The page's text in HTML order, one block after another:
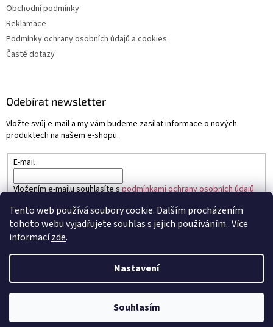
Tento web používá soubory cookie. Dalším procházením
tohoto webu vyjadřujete souhlas s jejich používáním.. Více
informacízde.
Nastavení
Souhlasím
Obchodní podmínky
Reklamace
Podmínky ochrany osobních údajů a cookies
Časté dotazy
Odebírat newsletter
Vložte svůj e-mail a my vám budeme zasílat informace o nových
produktech na našem e-shopu.
E-mail
Vložením e-mailu souhlasíte spodmínkami ochrany osobních údajů
PŘIHLÁSIT SE
Vytvořil Shoptet
Sapo.cz. Všechna práva vyhrazena.